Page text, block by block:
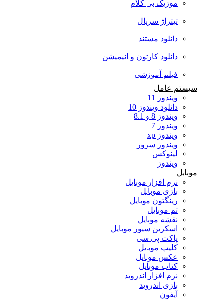
موزیک بی کلام
تیتراژ سریال
دانلود مستند
دانلود کارتون و انیمیشن
فیلم آموزشی
سیستم عامل
ویندوز 11
دانلود ویندوز 10
ویندوز 8 و 8.1
ویندوز 7
ویندوز xp
ویندوز سرور
لینوکس
ویندوز
موبایل
نرم افزار موبایل
بازی موبایل
رینگتون موبایل
تم موبایل
نقشه موبایل
اسکرین سیور موبایل
پاکت پی سی
کلیپ موبایل
عکس موبایل
کتاب موبایل
نرم افزار اندروید
بازی اندروید
آیفون